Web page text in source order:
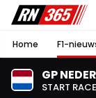
Home F1-
GP
START RACE